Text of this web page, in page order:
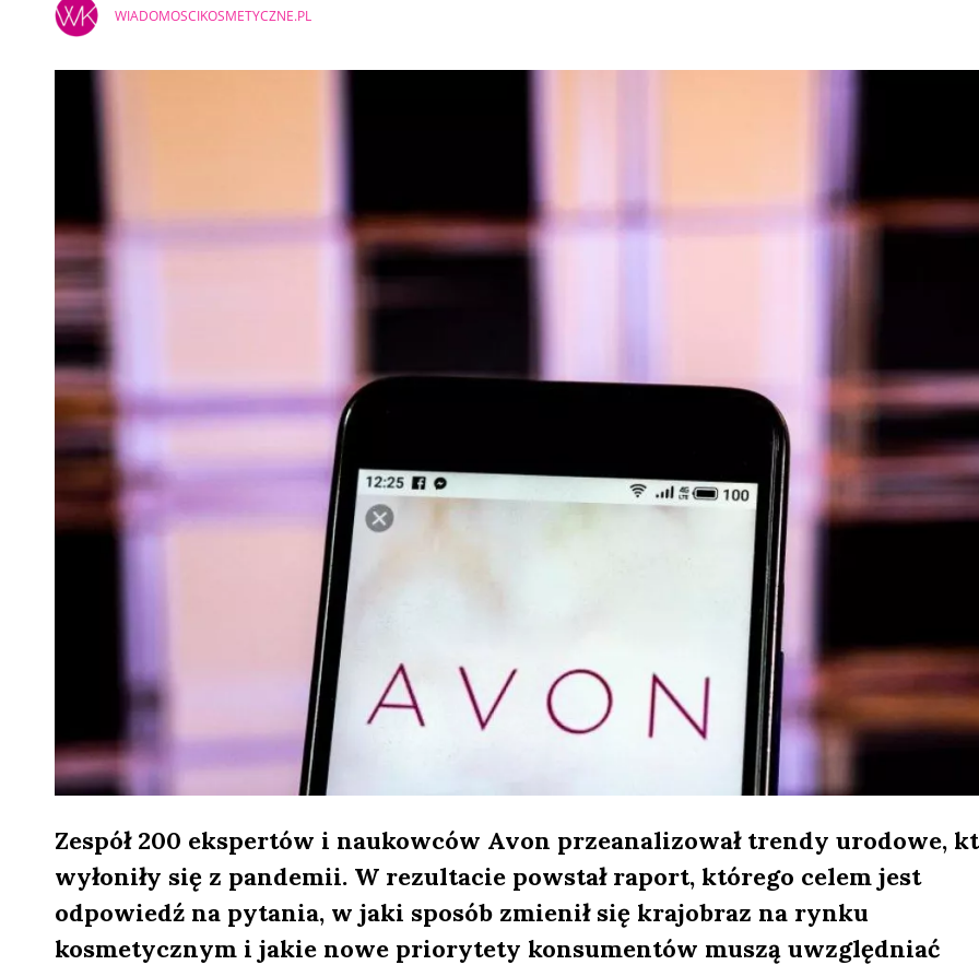
WIADOMOSCIKOSMETYCZNE.PL
Zespół 200 ekspertów i naukowców Avon przeanalizował trendy urodowe,
wyłoniły się z pandemii. W rezultacie powstał raport, którego celem jest
odpowiedź na pytania, w jaki sposób zmienił się krajobraz na rynku
kosmetycznym i jakie nowe priorytety konsumentów muszą uwzględniać